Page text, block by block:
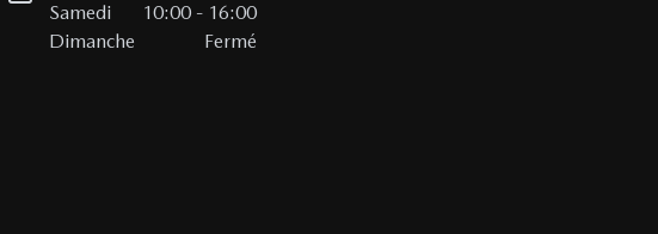
Samedi
10:00 - 16:00
Dimanche
Fermé